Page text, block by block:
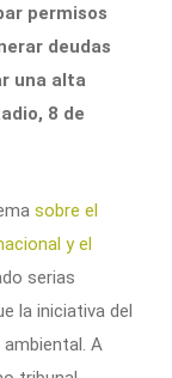
permisos
deudas
una alta
8 de
sobre el
y el
serias
la iniciativa del
A